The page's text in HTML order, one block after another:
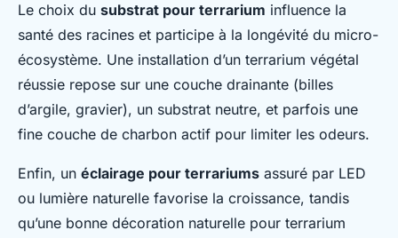
Le choix du substrat pour terrarium influence la
santé des racines et participe à la longévité du micro-
écosystème. Une installation d’un terrarium végétal
réussie repose sur une couche drainante (billes
d’argile, gravier), un substrat neutre, et parfois une
fine couche de charbon actif pour limiter les odeurs.
Enfin, un éclairage pour terrariums assuré par LED
ou lumière naturelle favorise la croissance, tandis
qu’une bonne décoration naturelle pour terrarium